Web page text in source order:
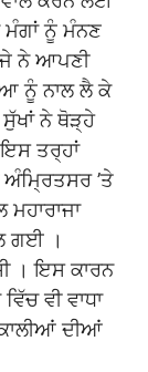
ਮੰਗਾਂ ਨੂੰ ਮੰਨਣ
ਨੇ ਆਪਣੀ
ਨੂੰ ਨਾਲ ਲੈ ਕੇ
ਨੇ ਥੋੜ੍ਹੇ
ਤਰ੍ਹਾਂ
ਅੰਮ੍ਰਿਤਸਰ ’ਤੇ
ਗਈ ।
। ਇਸ ਕਾਰਨ
ਵੀ ਵਾਧਾ
ਦੀਆਂ